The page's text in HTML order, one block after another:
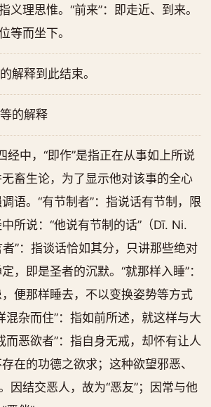
义理思惟。“前来”：即走近、到来。
等而坐下。
解释到此结束。
的解释
经中，“即作”是指正在从事如上所说
畜生论，为了显示他对该事的全心
语。“有节制者”：指说话有节制，限
所说：“他说有节制的话”（Dī. Ni.
”：指谈话恰如其分，只讲那些绝对
，即是圣者的沉默。“就那样入睡”：
便那样睡去，不以变换姿势等方式
混杂而住”：指如前所述，就这样与大
而恶欲者”：指自身无戒，却怀有让人
在的功德之欲求；这种欲望邪恶、
因结交恶人，故为“恶友”；因常与他